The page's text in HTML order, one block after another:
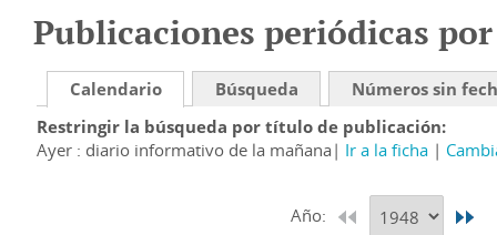
Publicaciones periódicas
Calendario Búsqueda
Números sin
Restringir la búsqueda por título de publicación
Ayer : diario informativo de la mañana
Ir a la ficha
Año: